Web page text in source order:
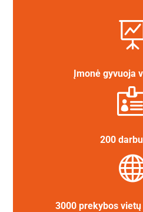
Įmonė gyvuoja
200
3000 prekybos